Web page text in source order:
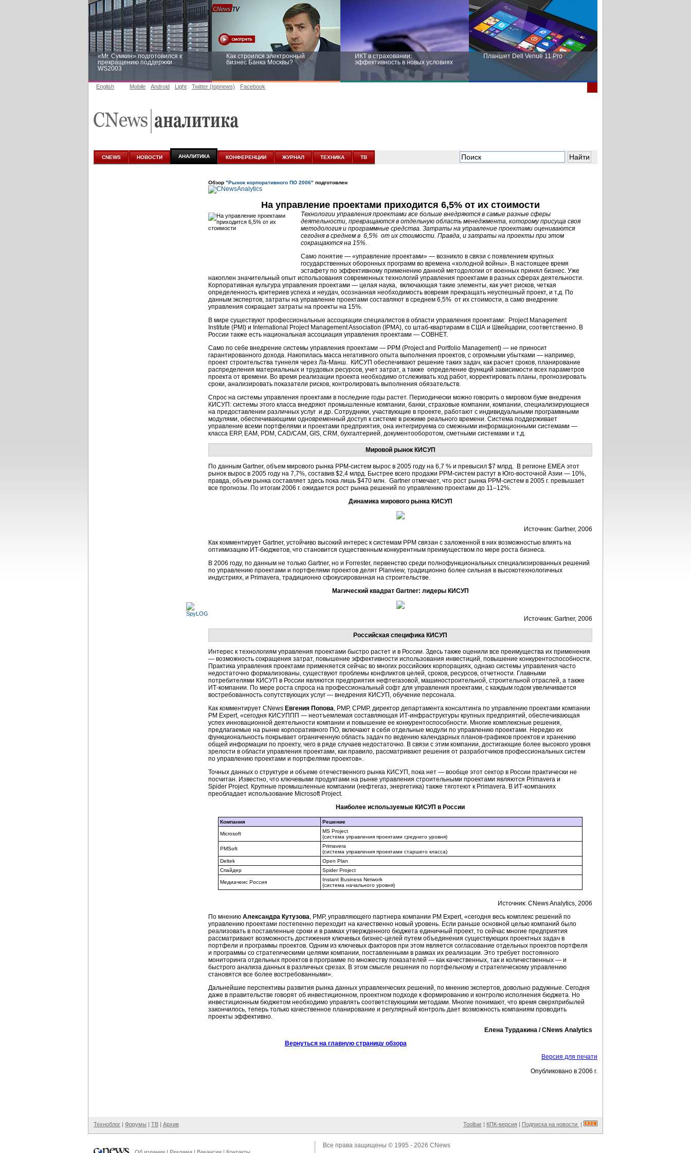
«Mr. Сумкин» подготовился к
прекращению поддержки
WS2003
Как строился электронный
бизнес Банка Москвы?
ИКТ в страховании:
эффективность в новых условиях
Планшет Dell Venue 11 Pro
аналитике
новых условиях
English Mobile Android Light Twitter (topnews) Facebook
CNEWS НОВОСТИ АНАЛИТИКА КОНФЕРЕНЦИИ ЖУРНАЛ ТЕХНИКА ТВ
Обзор "Рынок корпоративного ПО 2006" подготовлен
На управление проектами приходится 6,5% от их стоимости
Технологии управления проектами все больше внедряются в самые разные сферы
деятельности, превращаются в отдельную область менеджмента, которому присуща своя
методология и программные средства. Затраты на управление проектами оцениваются
сегодня в среднем в 6,5% от их стоимости. Правда, и затраты на проекты при этом
сокращаются на 15%.
Само понятие — «управление проектами» — возникло в связи с появлением крупных
государственных оборонных программ во времена «холодной войны». В настоящее время
эстафету по эффективному применению данной методологии от военных принял бизнес. Уже
накоплен значительный опыт использования современных технологий управления проектами в разных сферах деятельности.
Корпоративная культура управления проектами — целая наука, включающая такие элементы, как учет рисков, четкая
определенность критериев успеха и неудач, осознанная необходимость вовремя прекращать неуспешный проект, и т.д. По
данным экспертов, затраты на управление проектами составляют в среднем 6,5% от их стоимости, а само внедрение
управления сокращает затраты на проекты на 15%.
В мире существуют профессиональные ассоциации специалистов в области управления проектами: Project Management
Institute (PMI) и International Project Management Association (IPMA), со штаб-квартирами в США и Швейцарии, соответственно. В
России также есть национальная ассоциация управления проектами — СОВНЕТ.
Само по себе внедрение системы управления проектами — PPM (Project and Portfolio Management) — не приносит
гарантированного дохода. Накопилась масса негативного опыта выполнения проектов, с огромными убытками — например,
проект строительства туннеля через Ла-Манш. КИСУП обеспечивают решение таких задач, как расчет сроков, планирование
распределения материальных и трудовых ресурсов, учет затрат, а также определение функций зависимости всех параметров
проекта от времени. Во время реализации проекта необходимо отслеживать ход работ, корректировать планы, прогнозировать
сроки, анализировать показатели рисков, контролировать выполнения обязательств.
Спрос на системы управления проектами в последние годы растет. Периодически можно говорить о мировом буме внедрения
КИСУП: системы этого класса внедряют промышленные компании, банки, страховые компании, компании, специализирующиеся
на предоставлении различных услуг и др. Сотрудники, участвующие в проекте, работают с индивидуальными программными
модулями, обеспечивающими одновременный доступ к системе в режиме реального времени. Система поддерживает
управление всеми портфелями и проектами предприятия, она интегрируема со смежными информационными системами —
класса ERP, EAM, PDM, CAD/CAM, GIS, CRM, бухгалтерией, документооборотом, сметными системами и т.д.
Мировой рынок КИСУП
По данным Gartner, объем мирового рынка PPM-систем вырос в 2005 году на 6,7 % и превысил $7 млрд. В регионе ЕМЕА этот
рынок вырос в 2005 году на 7,7%, составив $2,4 млрд. Быстрее всего продажи PPM-систем растут в Юго-восточной Азии — 10%,
правда, объем рынка составляет здесь пока лишь $470 млн. Gartner отмечает, что рост рынка PPM-систем в 2005 г. превышает
все прогнозы. По итогам 2006 г. ожидается рост рынка решений по управлению проектами до 11–12%.
Динамика мирового рынка КИСУП
Источник: Gartner, 2006
Как комментирует Gartner, устойчиво высокий интерес к системам PPM связан с заложенной в них возможностью влиять на
оптимизацию ИТ-бюджетов, что становится существенным конкурентным преимуществом по мере роста бизнеса.
В 2006 году, по данным не только Gartner, но и Forrester, первенство среди полнофункциональных специализированных решений
по управлению проектами и портфелями проектов делят Planview, традиционно более сильная в высокотехнологичных
индустриях, и Primavera, традиционно сфокусированная на строительстве.
Магический квадрат Gartner: лидеры КИСУП
Источник: Gartner, 2006
Российская специфика КИСУП
Интерес к технологиям управления проектами быстро растет и в России. Здесь также оценили все преимущества их применения
— возможность сокращения затрат, повышение эффективности использования инвестиций, повышение конкурентоспособности.
Практика управления проектами применяется сейчас во многих российских корпорациях, однако системы управления часто
недостаточно формализованы, существуют проблемы конфликтов целей, сроков, ресурсов, отчетности. Главными
потребителями КИСУП в России являются предприятия нефтегазовой, машиностроительной, строительной отраслей, а также
ИТ-компании. По мере роста спроса на профессиональный софт для управления проектами, с каждым годом увеличивается
востребованность сопутствующих услуг — внедрения КИСУП, обучение персонала.
Как комментирует CNews Евгения Попова, PMP, CPMP, директор департамента консалтинга по управлению проектами компании
PM Expert, «сегодня КИСУППП — неотъемлемая составляющая ИТ-инфраструктуры крупных предприятий, обеспечивающая
успех инновационной деятельности компании и повышение ее конкурентоспособности. Многие комплексные решения,
предлагаемые на рынке корпоративного ПО, включают в себя отдельные модули по управлению проектами. Нередко их
функциональность покрывает ограниченную область задач по ведению календарных планов-графиков проектов и хранению
общей информации по проекту, чего в ряде случаев недостаточно. В связи с этим компании, достигающие более высокого уровня
зрелости в области управления проектами, как правило, рассматривают решения от разработчиков профессиональных систем
по управлению проектами и портфелями проектов».
Точных данных о структуре и объеме отечественного рынка КИСУП, пока нет — вообще этот сектор в России практически не
посчитан. Известно, что ключевыми продуктами на рынке управления строительными проектами являются Primavera и
Spider Project. Крупные промышленные компании (нефтегаз, энергетика) также тяготеют к Primavera. В ИТ-компаниях
преобладает использование Microsoft Project.
Наиболее используемые КИСУП в России
Компания Решение
Microsoft
MS Project
(система управления проектами среднего уровня)
PMSoft
Primavera
(система управления проектами старшего класса)
Deltek
Open Plan
Спайдер
Spider Project
Медиачеиc Россия
Instant Business Network
(система начального уровня)
Источник: CNews Analytics, 2006
По мнению Александра Кутузова, PMP, управляющего партнера компании PM Expert, «сегодня весь комплекс решений по
управлению проектами постепенно переходит на качественно новый уровень. Если раньше основной целью компаний было
реализовать в поставленные сроки и в рамках утвержденного бюджета единичный проект, то сейчас многие предприятия
рассматривают возможность достижения ключевых бизнес-целей путем объединения существующих проектных задач в
портфели и программы проектов. Одним из ключевых факторов при этом является согласование отдельных проектов портфеля
и программы со стратегическими целями компании, поставленными в рамках их реализации. Это требует постоянного
мониторинга отдельных проектов в программе по множеству показателей — как качественных, так и количественных — и
быстрого анализа данных в различных срезах. В этом смысле решения по портфельному и стратегическому управлению
становятся все более востребованными».
Дальнейшие перспективы развития рынка данных управленческих решений, по мнению экспертов, довольно радужные. Сегодня
даже в правительстве говорят об инвестиционном, проектном подходе к формированию и контролю исполнения бюджета. Но
инвестиционным бюджетом необходимо управлять соответствующими методами. Многие понимают, что время сверхприбылей
закончилось, теперь только качественное планирование и регулярный контроль дает возможность компаниям проводить
проекты эффективно.
Елена Турдакина / CNews Analytics
Вернуться на главную страницу обзора
Версия для печати
Опубликовано в 2006 г.
Техноблог | Форумы | ТВ | Архив Toolbar | КПК-версия | Подписка на новости |
Все права защищены © 1995 - 2026 CNews